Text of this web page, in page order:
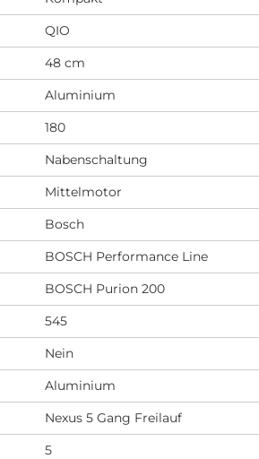
QIO
48 cm
Aluminium
180
Nabenschaltung
Mittelmotor
Bosch
BOSCH Performance Line
BOSCH Purion 200
545
Nein
Aluminium
Nexus 5 Gang Freilauf
5